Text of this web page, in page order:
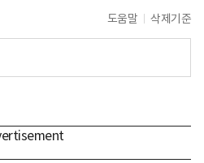
도움말 삭제기준